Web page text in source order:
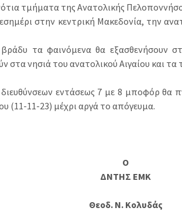
τμήματα της Ανατολικής
στην κεντρική Μακεδονία, την
τα φαινόμενα θα εξασθενήσουν
στα νησιά του ανατολικού Αιγαίου και
εντάσεως 7 με 8 μποφόρ θα
(11-11-23) μέχρι αργά το απόγευμα.
Ο
ΔΝΤΗΣ ΕΜΚ
Θεοδ. Ν. Κολυδάς